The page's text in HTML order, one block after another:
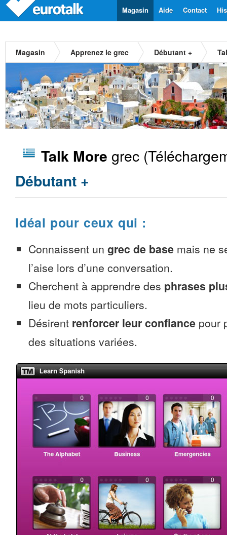
Contact
Aide
Magasin
Magasin Apprenez le grec Débutant +
Talk More grec
Débutant +
Idéal pour ceux qui :
Connaissent un grec de base mais ne
l’aise lors d’une conversation.
Cherchent à apprendre des phrases
lieu de mots particuliers.
Désirent renforcer leur confiance pour
des situations variées.